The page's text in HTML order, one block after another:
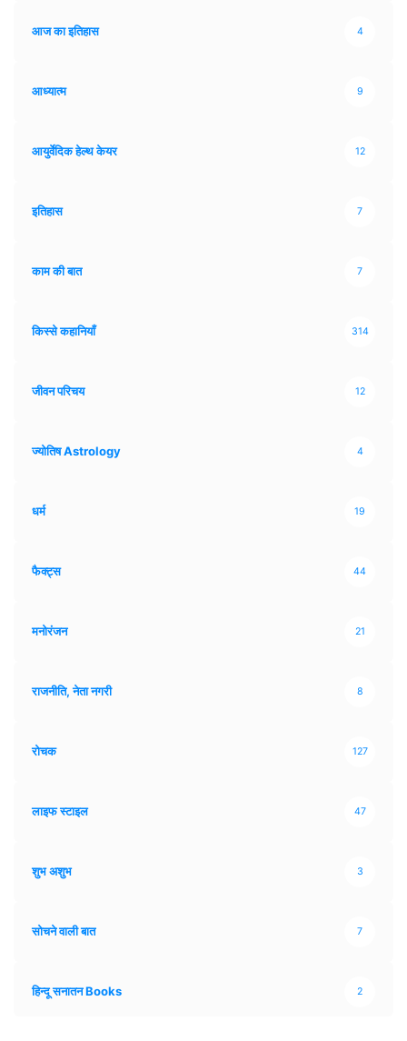
आज का इतिहास 4
आध्यात्म 9
आयुर्वेदिक हेल्थ केयर 12
इतिहास 7
काम की बात 7
किस्से कहानियाँ 314
जीवन परिचय 12
ज्योतिष Astrology 4
धर्म 19
फैक्ट्स 44
मनोरंजन 21
राजनीति, नेता नगरी 8
रोचक 127
लाइफ स्टाइल 47
शुभ अशुभ 3
सोचने वाली बात 7
हिन्दू सनातन Books 2